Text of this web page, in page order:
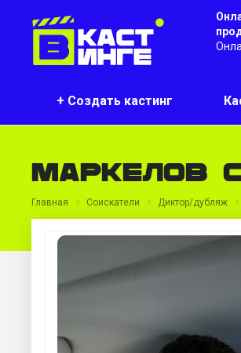
+ Создать кастинг
Маркелов
Главная Соискатели Диктор/дубляж